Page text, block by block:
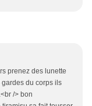
prenez des lunette
du corps ils
/> bon